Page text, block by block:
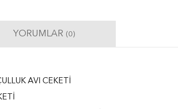
YORUMLAR (0)
AVI CEKETİ